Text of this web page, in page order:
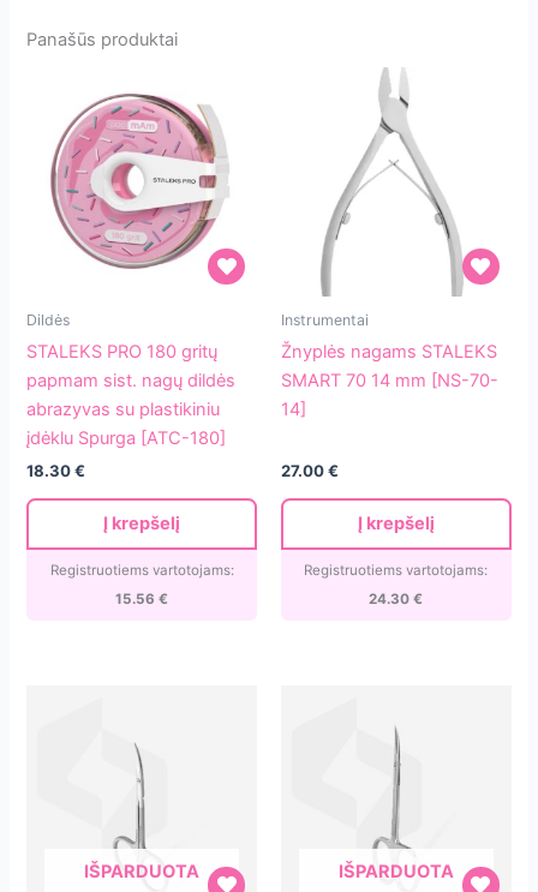
Panašūs produktai
STALEKS
gritų
papmam
sist.
nagų
dildės
abrazyvas
Dildės
STALEKS PRO 180 gritų
papmam sist. nagų dildės
abrazyvas su plastikiniu
įdėklu Spurga [ATC-180]
18.30€
Į krepšelį
Registruotiems vartotojams:
15.56€
Žnyplės
nagams
STALEKS
SMART
mm
[NS-
Instrumentai
Žnyplės nagams STALEKS
SMART 70 14 mm [NS-70-
14]
27.00€
Į krepšelį
Registruotiems vartotojams:
24.30€
IŠPARDUOTA IŠPARDUOTA